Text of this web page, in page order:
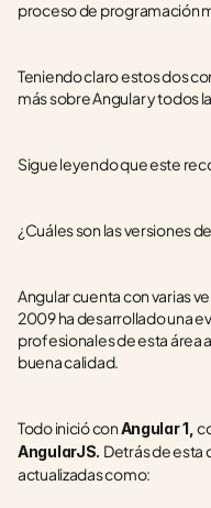
proceso de programación
Teniendo claro estos dos
más sobre Angular y todos
Sigue leyendo que este
¿Cuáles son las versiones
Angular cuenta con varias
2009 ha desarrollado una
profesionales de esta área
buena calidad.
Todo inició con Angular 1,
AngularJS. Detrás de esta
actualizadas como: